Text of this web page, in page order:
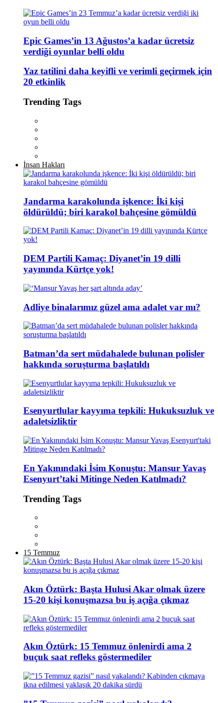
Epic Games’in 13 Ağustos’a kadar ücretsiz
verdiği oyunlar belli oldu
Yaz tatilini daha keyifli ve verimli geçirmek için
20 etkinlik
Trending Tags
İnsan Hakları
Jandarma karakolunda işkence: İki kişi
öldürüldü; biri karakol bahçesine gömüldü
DEM Partili Kamaç: Diyanet’in 19 dilli
yayınında Kürtçe yok!
Adliye binalarımız güzel ama adalet var mı?
Batman’da sert müdahalede bulunan polisler
hakkında soruşturma başlatıldı
Esenyurtlular kayyıma tepkili: Hukuksuzluk ve
adaletsizliktir
En Yakınındaki İsim Konuştu: Mansur Yavaş
Esenyurt’taki Mitinge Neden Katılmadı?
Trending Tags
15 Temmuz
Akın Öztürk: Başta Hulusi Akar olmak üzere
15-20 kişi konuşmazsa bu iş açığa çıkmaz
Akın Öztürk: 15 Temmuz önlenirdi ama 2
buçuk saat refleks göstermediler